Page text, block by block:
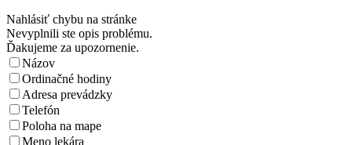
Nahlásiť chybu na stránke
Nevyplnili ste opis problému.
Ďakujeme za upozornenie.
Názov
Ordinačné hodiny
Adresa prevádzky
Telefón
Poloha na mape
Meno lekára